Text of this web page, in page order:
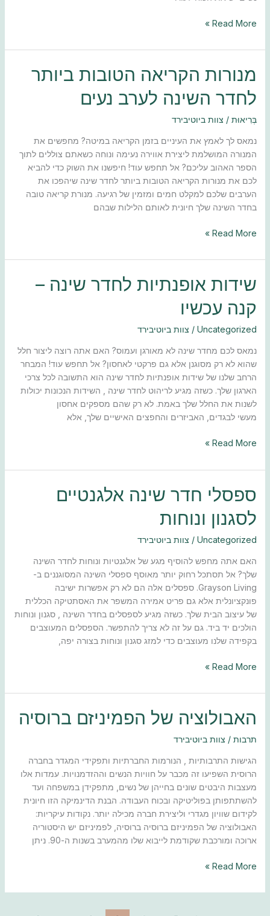
Read More »
מנורות הקריאה הטובות ביותר
לחדר השינה לערב נעים
בְּרִיאוּת/ צוות ביוטיבירד
נמאס לך לאמץ את העיניים בזמן הקריאה במיטה? מחפשים את
המנורה המושלמת ליצירת אווירה נעימה ונוחה כשאתם צוללים לתוך
הספר האהוב עליכם? אל תחפש עוד! חיפשנו את השוק כדי להביא
לכם את מנורות הקריאה הטובות ביותר לחדר שינה שיהפכו את
הערבים שלכם למקלט חמים ומזמין של רגיעה. מנורת קריאה טובה
בחדר השינה שלך חיונית לאותם הלילות שבהם
מנורות
הקריאה
הטובות
ביותר
לחדר
Read More »
שידות אופנתיות לחדר שינה –
קנה עכשיו
Uncategorized
/ צוות ביוטיבירד
נמאס לכם מחדר שינה לא מאורגן ועמוס? האם אתה רוצה ליצור חלל
שהוא לא רק מסוגנן אלא גם פרקטי לאחסון? אל תחפש עוד! המבחר
הרחב שלנו של שידות אופנתיות לחדר שינה הוא התשובה לכל צרכי
הארגון שלך. כשזה מגיע לריהוט לחדר שינה , השידות הנכונות יכולות
לשנות את החלל שלך באמת. לא רק שהם מספקים אחסון
מעשי לבגדים, האביזרים והחפצים האישיים שלך, אלא
שידות
אופנתיות
לחדר
שינה
–
Read More »
ספסלי חדר שינה אלגנטיים
לסגנון ונוחות
Uncategorized
/ צוות ביוטיבירד
האם אתה מחפש להוסיף מגע של אלגנטיות ונוחות לחדר השינה
שלך? אל תסתכל רחוק יותר מאוסף ספסלי השינה המסוגננים ב-
Grayson Living. ספסלים אלה הם לא רק אפשרות ישיבה
פונקציונלית אלא גם פריט אמירה המשפר את האסתטיקה הכללית
של עיצוב הבית שלך. כשזה מגיע לספסלים בחדר השינה , סגנון ונוחות
הולכים יד ביד. גם על זה לא צריך להתפשר. הספסלים המעוצבים
בקפידה שלנו מעוצבים כדי למזג סגנון ונוחות בצורה יפה,
ספסלי
חדר
שינה
אלגנטיים
לסגנון
Read More »
האבולוציה של הפמיניזם ברוסיה
תרבות/ צוות ביוטיבירד
הגישות התרבותיות , הנורמות החברתיות ותפקידי המגדר בחברה
הרוסית השפיעו זה מכבר על חוויות הנשים וההזדמנויות. עמדות אלו
מעצבות היבטים שונים בחייהן של נשים, מתפקידן במשפחה ועד
להשתתפותן בפוליטיקה ובכוח העבודה. הבנת הדינמיקה הזו חיונית
לקידום שוויון מגדרי וליצירת חברה מכילה יותר. נקודות עיקריות:
האבולוציה של הפמיניזם ברוסיה ברוסיה, לפמיניזם יש היסטוריה
ארוכה ומורכבת שקודמת לייבוא ​​שלו מהמערב בשנות ה-90. ניתן
האבולוציה
של
הפמיניזם
Read More »